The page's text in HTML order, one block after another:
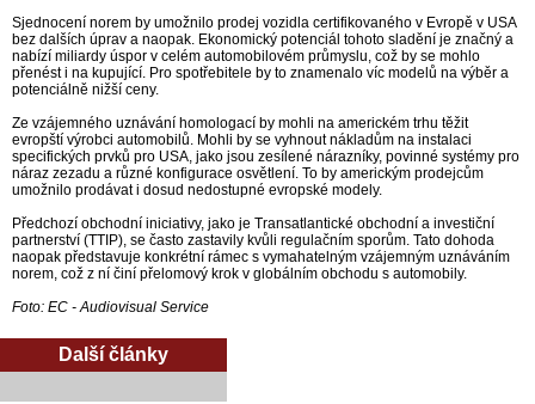
Sjednocení norem by umožnilo prodej vozidla certifikovaného v Evropě v USA
bez dalších úprav a naopak. Ekonomický potenciál tohoto sladění je značný a
nabízí miliardy úspor v celém automobilovém průmyslu, což by se mohlo
přenést i na kupující. Pro spotřebitele by to znamenalo víc modelů na výběr a
potenciálně nižší ceny.
Ze vzájemného uznávání homologací by mohli na americkém trhu těžit
evropští výrobci automobilů. Mohli by se vyhnout nákladům na instalaci
specifických prvků pro USA, jako jsou zesílené nárazníky, povinné systémy pro
náraz zezadu a různé konfigurace osvětlení. To by americkým prodejcům
umožnilo prodávat i dosud nedostupné evropské modely.
Předchozí obchodní iniciativy, jako je Transatlantické obchodní a investiční
partnerství (TTIP), se často zastavily kvůli regulačním sporům. Tato dohoda
naopak představuje konkrétní rámec s vymahatelným vzájemným uznáváním
norem, což z ní činí přelomový krok v globálním obchodu s automobily.
Foto: EC - Audiovisual Service
Další články